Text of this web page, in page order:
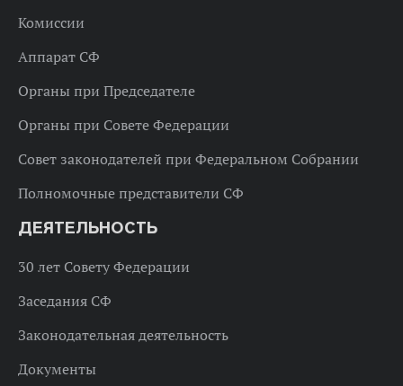
Комиссии
Аппарат СФ
Органы при Председателе
Органы при Совете Федерации
Совет законодателей при Федеральном Собрании
Полномочные представители СФ
ДЕЯТЕЛЬНОСТЬ
30 лет Совету Федерации
Заседания СФ
Законодательная деятельность
Документы